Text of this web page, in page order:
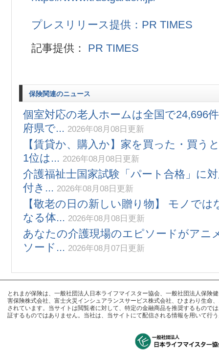
プレスリリース提供：PR TIMES
記事提供： PR TIMES
保険関連のニュース
個室対応の老人ホームは全国で24,696
府県で... 2026年08月08日更新
【賃貸か、購入か】家を買った・買う
1位は... 2026年08月08日更新
介護福祉士国家試験「パート合格」に
付き... 2026年08月08日更新
【敬老の日の新しい贈り物】 モノで
なる体... 2026年08月08日更新
あなたの介護現場のエピソードがアニ
ソード... 2026年08月07日更新
とれまが保険は、一般社団法人日本ライフマイスター協会、一般社団法人保
害保険株式会社、富士火災インシュアランスサービス株式会社、ひまわり生命
されています。当サイトは閲覧者に対して、特定の金融商品を推奨するもので
証するものではありません。当社は、当サイトにて配信される情報を用いて行